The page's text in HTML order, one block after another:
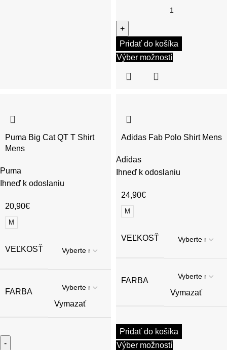
Pridať do košíka
Výber možností
Puma Big Cat QT T Shirt
Mens
Puma
Ihneď k odoslaniu
20,90€
M
VEĽKOSŤ
FARBA
Vymazať
Adidas Fab Polo Shirt Mens
Adidas
Ihneď k odoslaniu
24,90€
M
VEĽKOSŤ
FARBA
Vymazať
Pridať do košíka
Výber možností